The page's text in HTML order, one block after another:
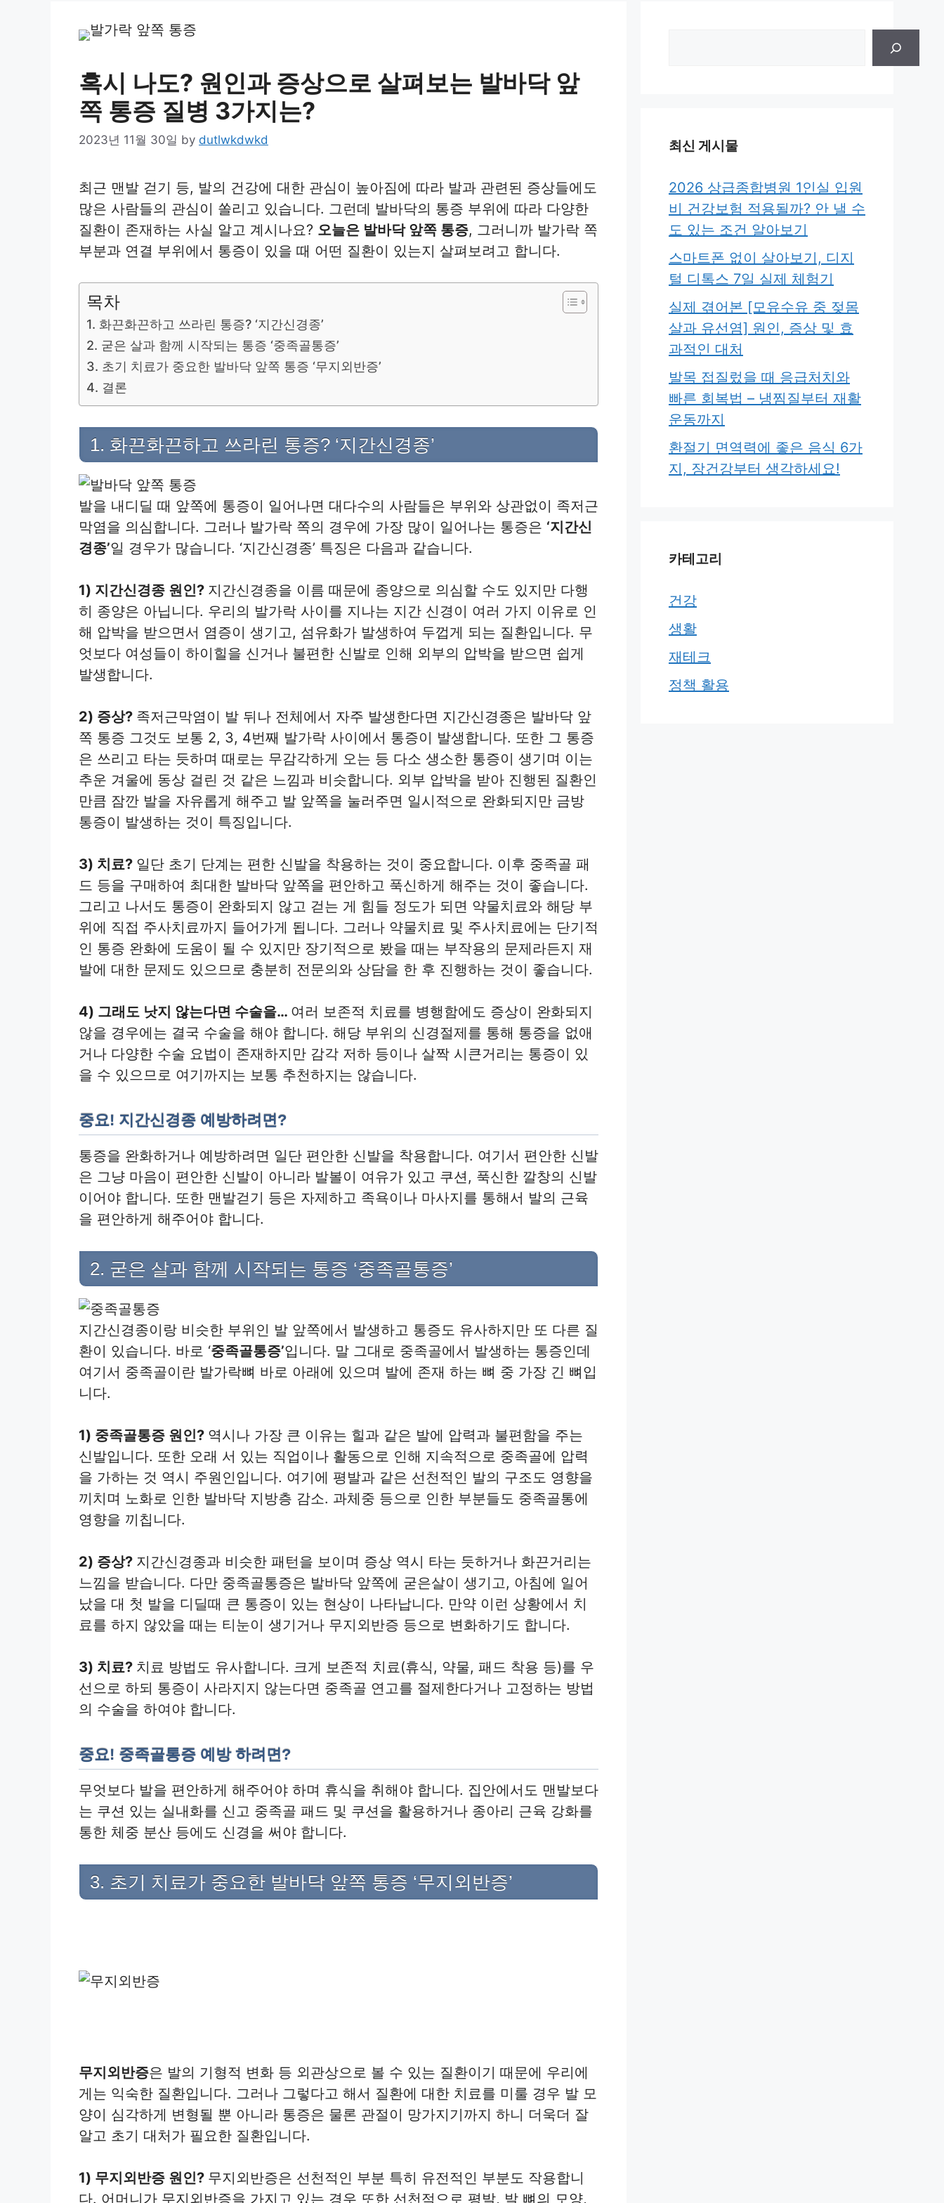
혹시 나도? 원인과 증상으로 살펴보는 발바닥 앞
쪽 통증 질병 3가지는?
2023년 11월 30일 by dutlwkdwkd
최근 맨발 걷기 등, 발의 건강에 대한 관심이 높아짐에 따라 발과 관련된 증상들에도
많은 사람들의 관심이 쏠리고 있습니다. 그런데 발바닥의 통증 부위에 따라 다양한
질환이 존재하는 사실 알고 계시나요? 오늘은 발바닥 앞쪽 통증, 그러니까 발가락 쪽
부분과 연결 부위에서 통증이 있을 때 어떤 질환이 있는지 살펴보려고 합니다.
목차
1. 화끈화끈하고 쓰라린 통증? ‘지간신경종’
2. 굳은 살과 함께 시작되는 통증 ‘중족골통증’
3. 초기 치료가 중요한 발바닥 앞쪽 통증 ‘무지외반증’
4. 결론
1. 화끈화끈하고 쓰라린 통증? ‘지간신경종’
발을 내디딜 때 앞쪽에 통증이 일어나면 대다수의 사람들은 부위와 상관없이 족저근
막염을 의심합니다. 그러나 발가락 쪽의 경우에 가장 많이 일어나는 통증은 ‘지간신
경종’일 경우가 많습니다. ‘지간신경종’ 특징은 다음과 같습니다.
1) 지간신경종 원인? 지간신경종을 이름 때문에 종양으로 의심할 수도 있지만 다행
히 종양은 아닙니다. 우리의 발가락 사이를 지나는 지간 신경이 여러 가지 이유로 인
해 압박을 받으면서 염증이 생기고, 섬유화가 발생하여 두껍게 되는 질환입니다. 무
엇보다 여성들이 하이힐을 신거나 불편한 신발로 인해 외부의 압박을 받으면 쉽게
발생합니다.
2) 증상? 족저근막염이 발 뒤나 전체에서 자주 발생한다면 지간신경종은 발바닥 앞
쪽 통증 그것도 보통 2, 3, 4번째 발가락 사이에서 통증이 발생합니다. 또한 그 통증
은 쓰리고 타는 듯하며 때로는 무감각하게 오는 등 다소 생소한 통증이 생기며 이는
추운 겨울에 동상 걸린 것 같은 느낌과 비슷합니다. 외부 압박을 받아 진행된 질환인
만큼 잠깐 발을 자유롭게 해주고 발 앞쪽을 눌러주면 일시적으로 완화되지만 금방
통증이 발생하는 것이 특징입니다.
3) 치료? 일단 초기 단계는 편한 신발을 착용하는 것이 중요합니다. 이후 중족골 패
드 등을 구매하여 최대한 발바닥 앞쪽을 편안하고 푹신하게 해주는 것이 좋습니다.
그리고 나서도 통증이 완화되지 않고 걷는 게 힘들 정도가 되면 약물치료와 해당 부
위에 직접 주사치료까지 들어가게 됩니다. 그러나 약물치료 및 주사치료에는 단기적
인 통증 완화에 도움이 될 수 있지만 장기적으로 봤을 때는 부작용의 문제라든지 재
발에 대한 문제도 있으므로 충분히 전문의와 상담을 한 후 진행하는 것이 좋습니다.
4) 그래도 낫지 않는다면 수술을… 여러 보존적 치료를 병행함에도 증상이 완화되지
않을 경우에는 결국 수술을 해야 합니다. 해당 부위의 신경절제를 통해 통증을 없애
거나 다양한 수술 요법이 존재하지만 감각 저하 등이나 살짝 시큰거리는 통증이 있
을 수 있으므로 여기까지는 보통 추천하지는 않습니다.
중요! 지간신경종 예방하려면?
통증을 완화하거나 예방하려면 일단 편안한 신발을 착용합니다. 여기서 편안한 신발
은 그냥 마음이 편안한 신발이 아니라 발볼이 여유가 있고 쿠션, 푹신한 깔창의 신발
이어야 합니다. 또한 맨발걷기 등은 자제하고 족욕이나 마사지를 통해서 발의 근육
을 편안하게 해주어야 합니다.
2. 굳은 살과 함께 시작되는 통증 ‘중족골통증’
지간신경종이랑 비슷한 부위인 발 앞쪽에서 발생하고 통증도 유사하지만 또 다른 질
환이 있습니다. 바로 ‘중족골통증’입니다. 말 그대로 중족골에서 발생하는 통증인데
여기서 중족골이란 발가락뼈 바로 아래에 있으며 발에 존재 하는 뼈 중 가장 긴 뼈입
니다.
1) 중족골통증 원인? 역시나 가장 큰 이유는 힐과 같은 발에 압력과 불편함을 주는
신발입니다. 또한 오래 서 있는 직업이나 활동으로 인해 지속적으로 중족골에 압력
을 가하는 것 역시 주원인입니다. 여기에 평발과 같은 선천적인 발의 구조도 영향을
끼치며 노화로 인한 발바닥 지방층 감소. 과체중 등으로 인한 부분들도 중족골통에
영향을 끼칩니다.
2) 증상? 지간신경종과 비슷한 패턴을 보이며 증상 역시 타는 듯하거나 화끈거리는
느낌을 받습니다. 다만 중족골통증은 발바닥 앞쪽에 굳은살이 생기고, 아침에 일어
났을 대 첫 발을 디딜때 큰 통증이 있는 현상이 나타납니다. 만약 이런 상황에서 치
료를 하지 않았을 때는 티눈이 생기거나 무지외반증 등으로 변화하기도 합니다.
3) 치료? 치료 방법도 유사합니다. 크게 보존적 치료(휴식, 약물, 패드 착용 등)를 우
선으로 하되 통증이 사라지지 않는다면 중족골 연고를 절제한다거나 고정하는 방법
의 수술을 하여야 합니다.
중요! 중족골통증 예방 하려면?
무엇보다 발을 편안하게 해주어야 하며 휴식을 취해야 합니다. 집안에서도 맨발보다
는 쿠션 있는 실내화를 신고 중족골 패드 및 쿠션을 활용하거나 종아리 근육 강화를
통한 체중 분산 등에도 신경을 써야 합니다.
3. 초기 치료가 중요한 발바닥 앞쪽 통증 ‘무지외반증’
무지외반증은 발의 기형적 변화 등 외관상으로 볼 수 있는 질환이기 때문에 우리에
게는 익숙한 질환입니다. 그러나 그렇다고 해서 질환에 대한 치료를 미룰 경우 발 모
양이 심각하게 변형될 뿐 아니라 통증은 물론 관절이 망가지기까지 하니 더욱더 잘
알고 초기 대처가 필요한 질환입니다.
1) 무지외반증 원인? 무지외반증은 선천적인 부분 특히 유전적인 부분도 작용합니
다. 어머니가 무지외반증을 가지고 있는 경우 또한 선천적으로 평발, 발 뼈의 모양,
최신 게시물
2026 상급종합병원 1인실 입원
비 건강보험 적용될까? 안 낼 수
도 있는 조건 알아보기
스마트폰 없이 살아보기, 디지
털 디톡스 7일 실제 체험기
실제 겪어본 [모유수유 중 젖몸
살과 유선염] 원인, 증상 및 효
과적인 대처
발목 접질렀을 때 응급처치와
빠른 회복법 – 냉찜질부터 재활
운동까지
환절기 면역력에 좋은 음식 6가
지, 장건강부터 생각하세요!
카테고리
건강
생활
재테크
정책 활용